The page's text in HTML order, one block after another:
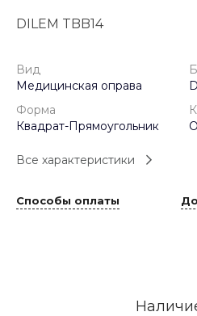
DILEM TBB14
Вид
Медицинская оправа
Форма
Квадрат-Прямоугольник
Все характеристики
Способы оплаты